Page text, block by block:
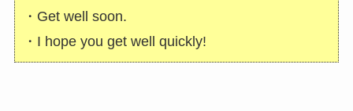
・Get well soon.
・I hope you get well quickly!